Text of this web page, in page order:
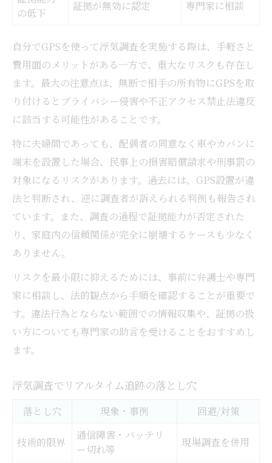
の低下
証拠が無効に認定 専門家に相談
自分でGPSを使って浮気調査を実施する際は、手軽さと
費用面のメリットがある一方で、重大なリスクも存在し
ます。最大の注意点は、無断で相手の所有物にGPSを取
り付けるとプライバシー侵害や不正アクセス禁止法違反
に該当する可能性があることです。
特に夫婦間であっても、配偶者の同意なく車やカバンに
端末を設置した場合、民事上の損害賠償請求や刑事罰の
対象になるリスクがあります。過去には、GPS設置が違
法と判断され、逆に調査者が訴えられる判例も報告され
ています。また、調査の過程で証拠能力が否定された
り、家庭内の信頼関係が完全に崩壊するケースも少なく
ありません。
リスクを最小限に抑えるためには、事前に弁護士や専門
家に相談し、法的観点から手順を確認することが重要で
す。違法行為とならない範囲での情報収集や、証拠の扱
い方についても専門家の助言を受けることをおすすめし
ます。
浮気調査でリアルタイム追跡の落とし穴
落とし穴 現象・事例 回避/対策
技術的限界
通信障害・バッテリ
ー切れ等
現場調査を併用